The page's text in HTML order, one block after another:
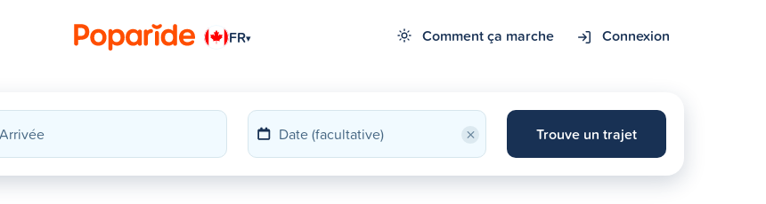
FR▾ Comment ça marche Connexion
× Trouve un trajet